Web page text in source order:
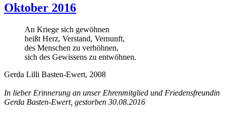
Oktober 2016
An Kriege sich gewöhnen
heißt Herz, Verstand, Vernunft,
des Menschen zu verhöhnen,
sich des Gewissens zu entwöhnen.
Gerda Lilli Basten-Ewert, 2008
In lieber Erinnerung an unser Ehrenmitglied und Friedensfreundin
Gerda Basten-Ewert, gestorben 30.08.2016